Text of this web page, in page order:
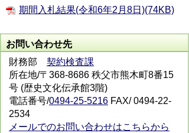
期間入札結果(令和6年2月8日)(74KB)
お問い合わせ先
財務部 契約検査課
所在地/〒368-8686 秩父市熊木町8番15
号 (歴史文化伝承館3階)
電話番号/0494-25-5216 FAX/ 0494-22-
2534
メールでのお問い合わせはこちらから